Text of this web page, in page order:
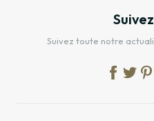
Suivez toute notre